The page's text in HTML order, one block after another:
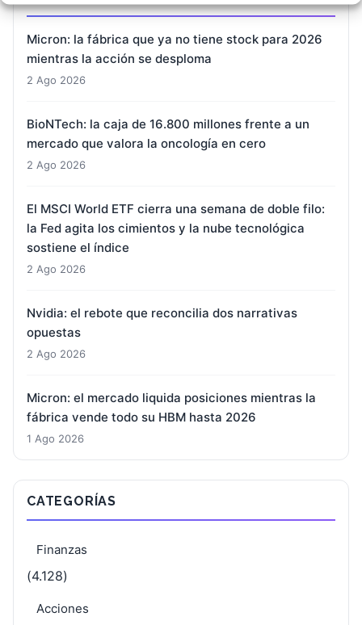
Micron: la fábrica que ya no tiene stock para 2026
mientras la acción se desploma
2 Ago 2026
BioNTech: la caja de 16.800 millones frente a un
mercado que valora la oncología en cero
2 Ago 2026
El MSCI World ETF cierra una semana de doble filo:
la Fed agita los cimientos y la nube tecnológica
sostiene el índice
2 Ago 2026
Nvidia: el rebote que reconcilia dos narrativas
opuestas
2 Ago 2026
Micron: el mercado liquida posiciones mientras la
fábrica vende todo su HBM hasta 2026
1 Ago 2026
CATEGORÍAS
Finanzas
(4.128)
Acciones